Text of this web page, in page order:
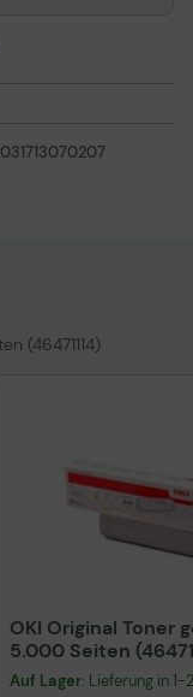
(46471114)
OKI Original Toner
5.000 Seiten
Auf Lager: Lieferung in